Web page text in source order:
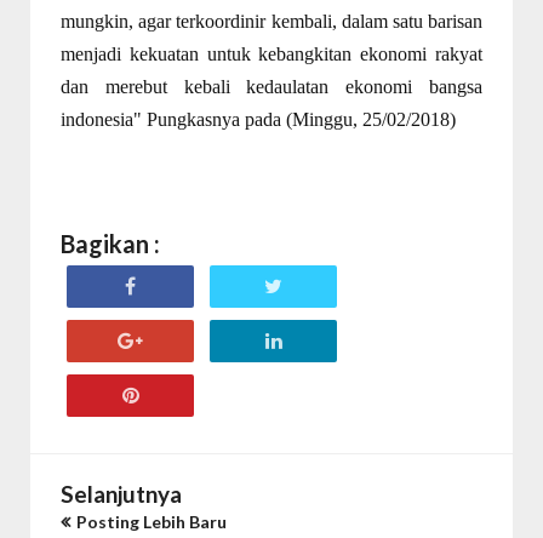
mungkin, agar terkoordinir kembali, dalam satu barisan
menjadi kekuatan untuk kebangkitan ekonomi rakyat
dan merebut kebali kedaulatan ekonomi bangsa
indonesia" Pungkasnya pada (Minggu, 25/02/2018)
Bagikan :
Selanjutnya
Posting Lebih Baru